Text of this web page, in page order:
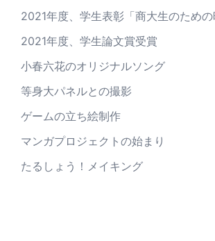
2021年度、学生表彰「商大生のための
2021年度、学生論文賞受賞
小春六花のオリジナルソング
等身大パネルとの撮影
ゲームの立ち絵制作
マンガプロジェクトの始まり
たるしょう！メイキング